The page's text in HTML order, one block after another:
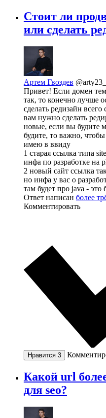
Стоит ли
или сделать
Артем Гвоздев
Привет! Если домен
так, то конечно лучше
сделать редизайн
вам нужно сделать
новые, если вы будите
будите, то важно,
имею в ввиду
1 старая ссылка типа
инфа по разработке на
2 новый сайт ссылка
но инфа у вас о
там будет про java - это
Ответ написан более
Комментировать
Нравится 3
Какой url
для seo?